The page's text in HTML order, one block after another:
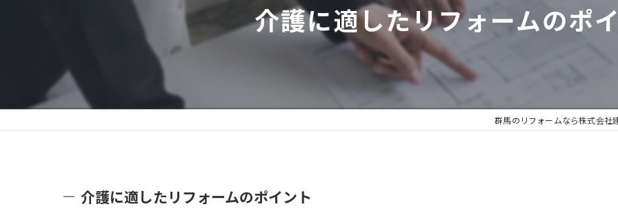
水回り
介護に適したリフォームのポ
群馬のリフォームなら株式会社
介護に適したリフォームのポイント